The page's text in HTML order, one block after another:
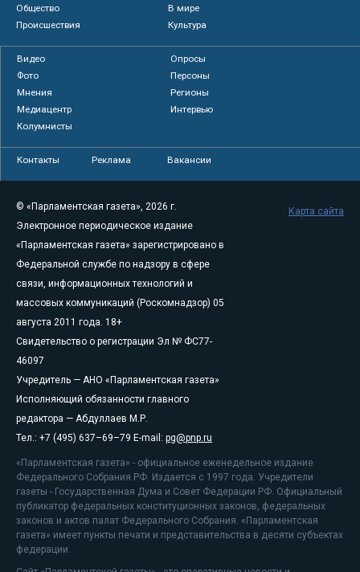
Общество
В мире
Происшествия
Культура
Видео
Опросы
Фото
Персоны
Мнения
Регионы
Медиацентр
Интервью
Колумнисты
Контакты Реклама Вакансии
© «Парламентская газета», 2026 г.
Электронное периодическое издание
«Парламентская газета» зарегистрировано в
Федеральной службе по надзору в сфере
связи, информационных технологий и
массовых коммуникаций (Роскомнадзор) 05
августа 2011 года. 18+
Свидетельство о регистрации Эл № ФС77-
46097
Учредитель — АНО «Парламентская газета»
Исполняющий обязанности главного
редактора — Абдуллаев М.Р.
Тел.: +7 (495) 637–69–79 E-mail: pg@pnp.ru
«Парламентская газета» - официальное еженедельное издание
Федерального Собрания РФ. Издается с 1997 года. Учредители
газеты - Государственная Дума и Совет Федерации РФ. Официальный
публикатор федеральных конституционных законов, федеральных
законов и актов палат Федерального Собрания. «Парламентская
газета» имеет пункты печати и представительства в десяти субъектах
федерации.
Карта сайта